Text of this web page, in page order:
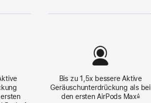
Bis zu 1,5x bessere Aktive
Geräusch­unter­drückung als bei
den ersten AirPods MaxΔ